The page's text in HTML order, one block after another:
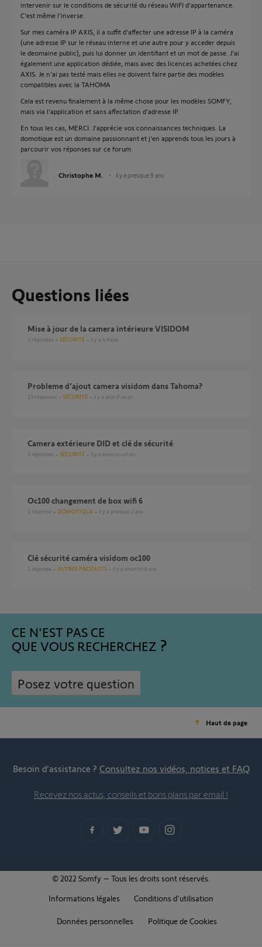
intervenir sur le conditions de sécurité du réseau WiFI d'appartenance.
C'est même l'inverse.
Sur mes caméra IP AXIS, il a suffit d'affecter une adresse IP à la caméra
(une adresse IP sur le réseau interne et une autre pour y acceder depuis
le deomaine public), puis lui donner un identifiant et un mot de passe. J'ai
également une application dédiée, mais avec des licences achetées chez
AXIS. Je n'ai pas testé mais elles ne doivent faire partie des modèles
compatibles avec la TAHOMA
Cela est revenu finalement à la même chose pour les modèles SOMFY,
mais via l'application et sans affectation d'adresse IP.
En tous les cas, MERCI. J'apprécie vos connaissances techniques. La
domotique est un domaine passionnant et j'en apprends tous les jours à
parcourir vos réponses sur ce forum.
Christophe M. il y a presque 9 ans
Questions liées
mise à jour de la camera intérieure VISIDOM
3 réponses SÉCURITÉ il y a 4 mois
probleme d'ajout camera visidom dans Tahoma?
19 réponses SÉCURITÉ il y a plus d'un an
Camera extérieure DID et clé de sécurité
3 réponses SÉCURITÉ il y a environ un an
Oc100 changement de box wifi 6
1 réponse DOMOTIQUE il y a presque 2 ans
clé sécurité caméra visidom oc100
1 réponse AUTRES PRODUITS il y a environ 6 ans
CE N'EST PAS CE
QUE VOUS RECHERCHEZ
Posez votre question
Haut de page
Besoin d’assistance ? Consultez nos vidéos, notices et FAQ
Recevez nos actus, conseils et bons plans par email !
© 2022 Somfy – Tous les droits sont réservés.
Informations légales
Conditions d'utilisation
Données personnelles Politique de Cookies